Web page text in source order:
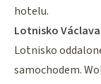
hotelu.
Lotnisko
Lotnisko
samochodem.